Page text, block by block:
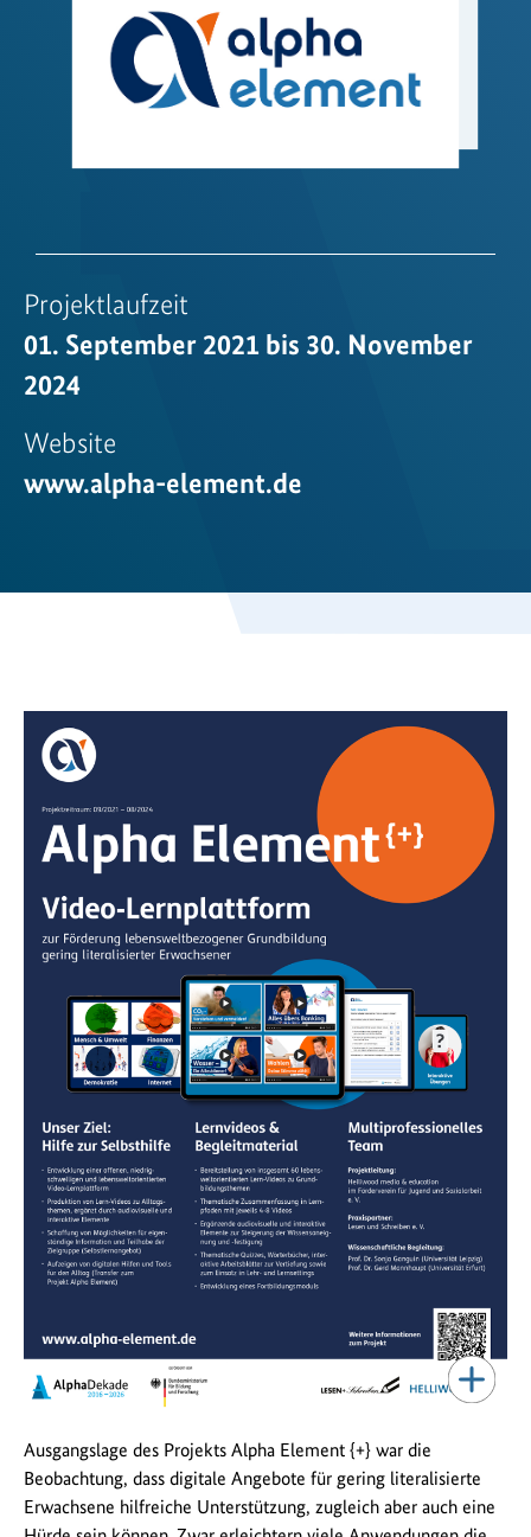
Projektlaufzeit
01. September 2021 bis 30. November
2024
Website
www.alpha-element.de
Ausgangslage des Projekts Alpha Element {+} war die
Beobachtung, dass digitale Angebote für gering literalisierte
Erwachsene hilfreiche Unterstützung, zugleich aber auch eine